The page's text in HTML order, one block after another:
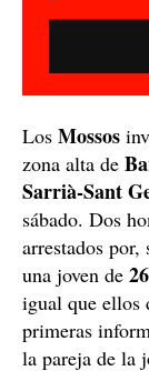
Los Mossos
zona alta de
Sarrià-Sant
sábado. Dos
arrestados por,
una joven de
igual que ellos
primeras
la pareja de la